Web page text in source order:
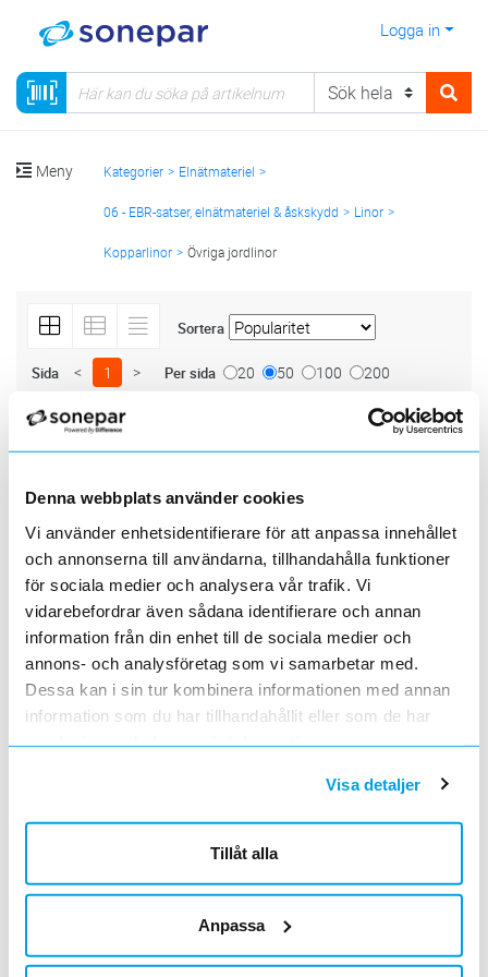
Denna webbplats använder cookies
Vi använder enhetsidentifierare för att anpassa innehållet
och annonserna till användarna, tillhandahålla funktioner
för sociala medier och analysera vår trafik. Vi
vidarebefordrar även sådana identifierare och annan
information från din enhet till de sociala medier och
annons- och analysföretag som vi samarbetar med.
Dessa kan i sin tur kombinera informationen med annan
information som du har tillhandahållit eller som de har
samlat in när du har använt deras tjänster.
Visa detaljer
Tillåt alla
Anpassa
Logga in
Meny Kategorier Elnätmateriel
06 - EBR-satser, elnätmateriel & åskskydd Linor
Kopparlinor Övriga jordlinor
Sortera
Sida < 1 > Per sida 20 50 100 200
Filter Lagerförda Alla
M Lägg i kundvagn
JORDLINA CCS 50
ArtNr
0622570
Varumärke
Jordlina för förläggning i mark.
M Lägg i kundvagn
JORDLINA CCS 25
ArtNr 0622550
Varumärke NEXANS
Jordlina för förläggning i mark.
ArtNr 0622555
Jordlina för förläggning i mark.
Lägg i kundvagn
JORDLINA CCS 35
0622560
Varumärke NEXANS